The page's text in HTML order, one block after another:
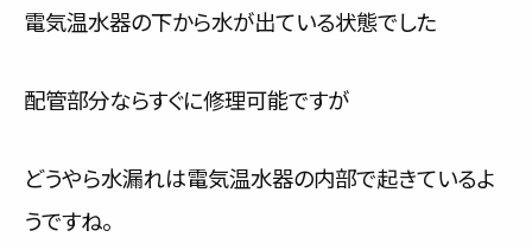
電気温水器の下から水が出ている状態でした
配管部分ならすぐに修理可能ですが
どうやら水漏れは電気温水器の内部で起きているよ
うですね。